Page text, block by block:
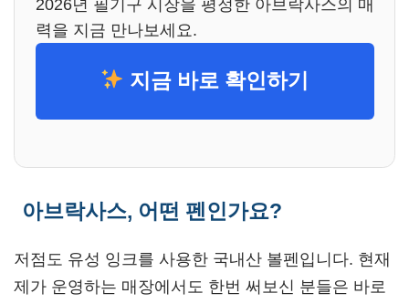
2026년 필기구 시장을 평정한 아브락사스의 매
력을 지금 만나보세요.
지금 바로 확인하기
아브락사스, 어떤 펜인가요?
저점도 유성 잉크를 사용한 국내산 볼펜입니다. 현재
제가 운영하는 매장에서도 한번 써보신 분들은 바로